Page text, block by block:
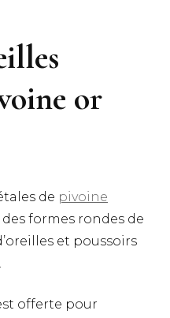
or
de pivoine
formes rondes de
et poussoirs
.
offerte pour